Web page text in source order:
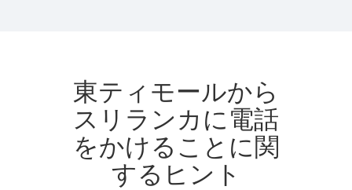
東ティモールから
スリランカに電話
をかけることに関
するヒント